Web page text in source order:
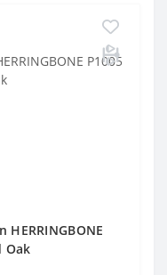
HERRINGBONE
Oak